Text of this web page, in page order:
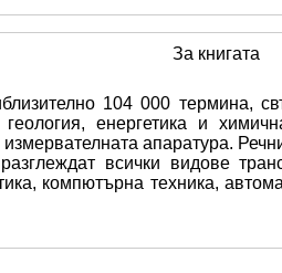
За книгата
104 000 термина,
енергетика и
апаратура.
всички видове
компютърна техника,